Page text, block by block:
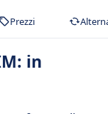
Prezzi
in